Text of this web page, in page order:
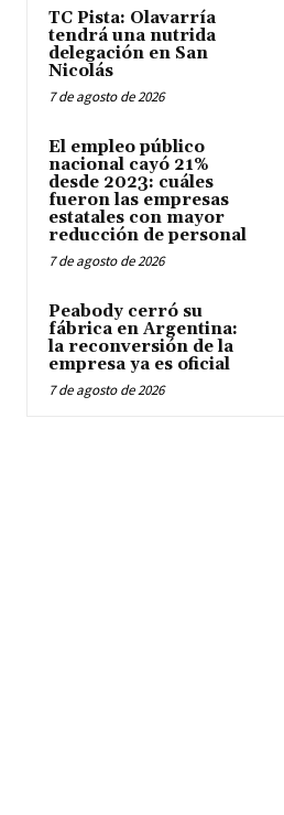
TC Pista: Olavarría
tendrá una nutrida
delegación en San
Nicolás
7 de agosto de 2026
El empleo público
nacional cayó 21%
desde 2023: cuáles
fueron las empresas
estatales con mayor
reducción de personal
7 de agosto de 2026
Peabody cerró su
fábrica en Argentina:
la reconversión de la
empresa ya es oficial
7 de agosto de 2026